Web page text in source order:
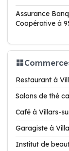
Assurance
Coopérative à
Restaurant à
Salons de thé
Café à Villars-
Garagiste à
Institut de